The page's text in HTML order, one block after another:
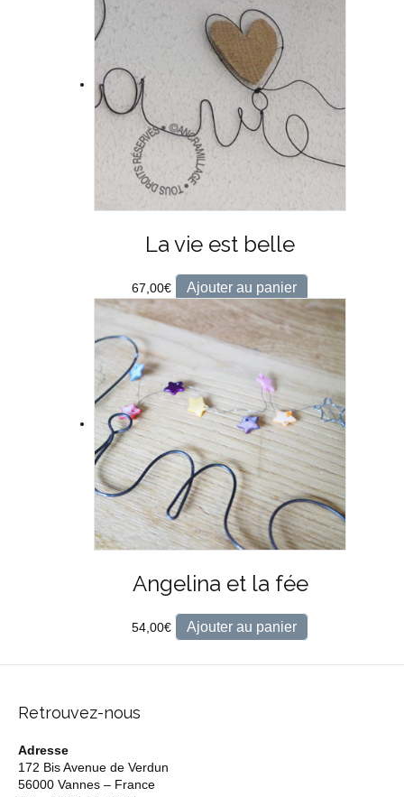
La vie est belle
67,00€ Ajouter au panier
Angelina et la fée
54,00€ Ajouter au panier
Retrouvez-nous
Adresse
172 Bis Avenue de Verdun
56000 Vannes – France